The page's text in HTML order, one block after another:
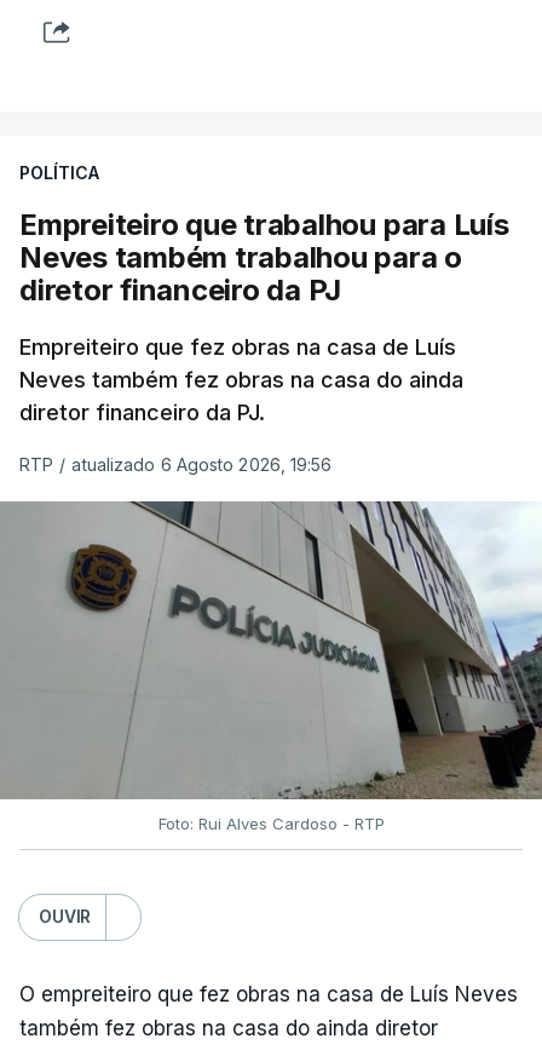
POLÍTICA
Empreiteiro que trabalhou para Luís
Neves também trabalhou para o
diretor financeiro da PJ
Empreiteiro que fez obras na casa de Luís
Neves também fez obras na casa do ainda
diretor financeiro da PJ.
RTP / atualizado 6 Agosto 2026, 19:56
Foto: Rui Alves Cardoso - RTP
OUVIR
O empreiteiro que fez obras na casa de Luís Neves
também fez obras na casa do ainda diretor